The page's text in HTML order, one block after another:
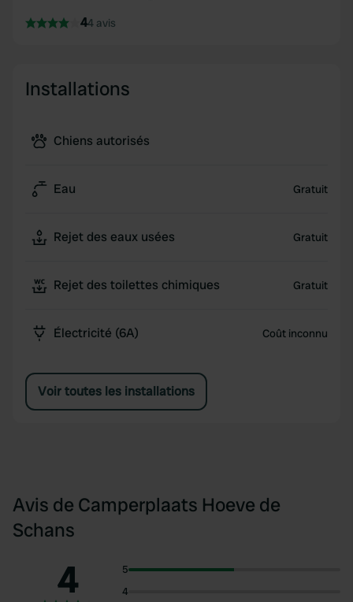
44 avis
Installations
Chiens autorisés
Eau Gratuit
Rejet des eaux usées Gratuit
Rejet des toilettes chimiques Gratuit
Électricité (6A) Coût inconnu
Voir toutes les installations
Avis de Camperplaats Hoeve de
Schans
4
5
4